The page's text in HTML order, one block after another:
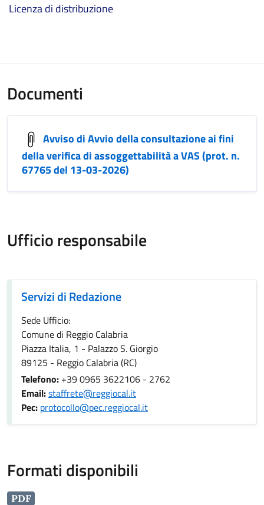
Licenza di distribuzione
Documenti
Avviso di Avvio della consultazione ai fini
della verifica di assoggettabilità a VAS (prot. n.
67765 del 13-03-2026)
Ufficio responsabile
Servizi di Redazione
Sede Ufficio:
Comune di Reggio Calabria
Piazza Italia, 1 - Palazzo S. Giorgio
89125 - Reggio Calabria (RC)
Telefono: +39 0965 3622106 - 2762
Email:staffrete@reggiocal.it
Pec: protocollo@pec.reggiocal.it
Formati disponibili
PDF